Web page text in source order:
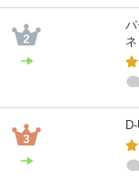
混合肌 / 30代 / イエベ
乾燥肌 / 30代 / イエベ
乾燥肌 / 40代 / ブルベ